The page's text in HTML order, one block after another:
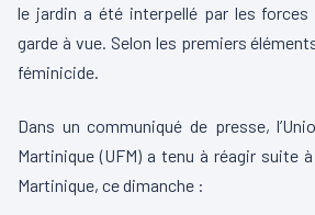
le jardin a été interpellé par les forces
garde à vue. Selon les premiers
féminicide.
Dans un communiqué de presse,
Martinique (UFM) a tenu à réagir suite
Martinique, ce dimanche :